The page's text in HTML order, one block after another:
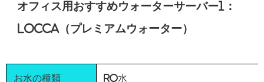
オフィス用おすすめウォーターサーバー1：
Locca（プレミアムウォーター）
お水の種類 RO水